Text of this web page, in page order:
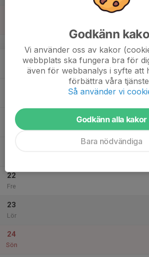
20
Ons
Träning Norrvalla 17.30 F16
22
Fre
23
Lör
24
Sön
Godkänn
Vi använder oss av kakor
webbplats ska fungera bra för
även för webbanalys i syfte att
förbättra våra
Så använder vi
Godkänn alla kakor
Bara nödvändiga